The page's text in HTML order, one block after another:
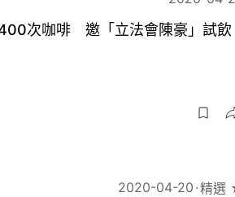
次咖啡 邀「立法會陳豪」試飲
2020-04-20 精選